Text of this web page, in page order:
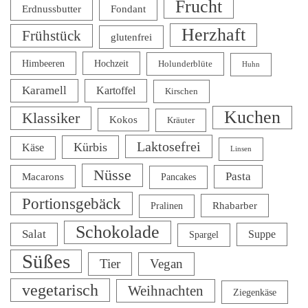
Erdnussbutter Fondant Frucht
Frühstück glutenfrei Herzhaft
Himbeeren Hochzeit Holunderblüte Huhn
Karamell Kartoffel Kirschen
Klassiker Kokos Kräuter Kuchen
Käse Kürbis Laktosefrei Linsen
Macarons Nüsse Pancakes Pasta
Portionsgebäck Pralinen Rhabarber
Salat Schokolade Spargel Suppe
Süßes Tier Vegan
vegetarisch Weihnachten Ziegenkäse